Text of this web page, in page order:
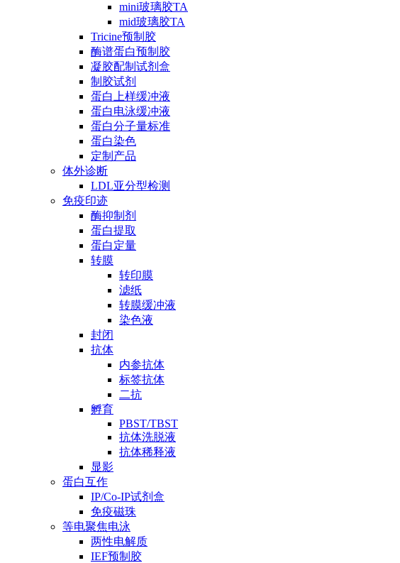
mini玻璃胶TA
mid玻璃胶TA
Tricine预制胶
酶谱蛋白预制胶
凝胶配制试剂盒
制胶试剂
蛋白上样缓冲液
蛋白电泳缓冲液
蛋白分子量标准
蛋白染色
定制产品
体外诊断
LDL亚分型检测
免疫印迹
酶抑制剂
蛋白提取
蛋白定量
转膜
转印膜
滤纸
转膜缓冲液
染色液
封闭
抗体
内参抗体
标签抗体
二抗
孵育
PBST/TBST
抗体洗脱液
抗体稀释液
显影
蛋白互作
IP/Co-IP试剂盒
免疫磁珠
等电聚焦电泳
两性电解质
IEF预制胶